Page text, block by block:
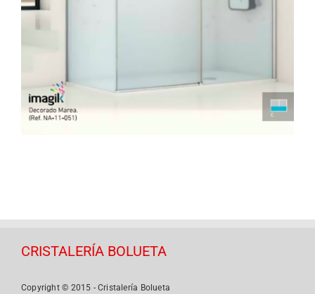
CRISTALERÍA BOLUETA
Copyright © 2015 - Cristalería Bolueta